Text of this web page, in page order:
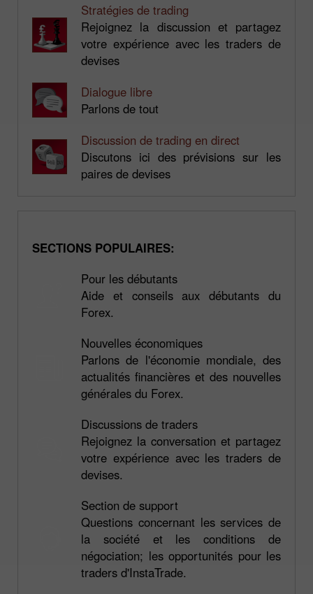
Stratégies de trading
Rejoignez la discussion et partagez
votre expérience avec les traders de
devises
Dialogue libre
Parlons de tout
Discussion de trading en direct
Discutons ici des prévisions sur les
paires de devises
SECTIONS POPULAIRES:
Pour les débutants
Aide et conseils aux débutants du
Forex.
Nouvelles économiques
Parlons de l'économie mondiale, des
actualités financières et des nouvelles
générales du Forex.
Discussions de traders
Rejoignez la conversation et partagez
votre expérience avec les traders de
devises.
Section de support
Questions concernant les services de
la société et les conditions de
négociation; les opportunités pour les
traders d'InstaTrade.